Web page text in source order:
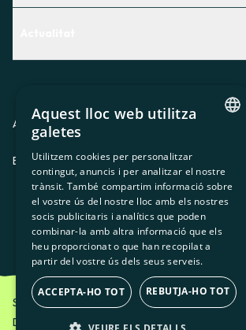
Premsa
Treballa amb nosaltres
Avis legal Política de privacitatPolítica de cookies
ES CAGLEU
Som Energia SCCL - 2026
Disseny Creatiu d'Etéreo Design.
SPANISH
GL
BASQUE
Aquest lloc web utilitza
galetes
Utilitzem cookies per personalitzar
contingut, anuncis i per analitzar el nostre
trànsit. També compartim informació sobre
el vostre ús del nostre lloc amb els nostres
socis publicitaris i analítics que poden
combinar-la amb altra informació que els
heu proporcionat o que han recopilat a
partir del vostre ús dels seus serveis.
ACCEPTA-HO TOT REBUTJA-HO TOT